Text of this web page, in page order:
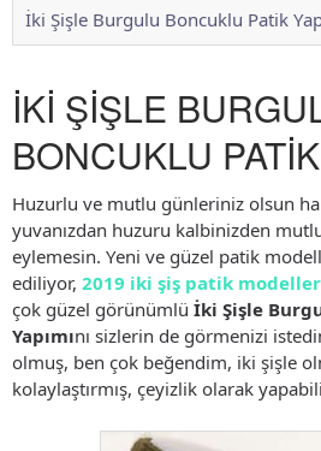
İki Şişle Burgulu Boncuklu Patik
İKİ ŞİŞLE
BONCUKLU
Huzurlu ve mutlu günleriniz olsun
yuvanızdan huzuru kalbinizden
eylemesin. Yeni ve güzel patik
ediliyor, 2019 iki şiş patik
çok güzel görünümlü İki Şişle
Yapımını sizlerin de görmenizi
olmuş, ben çok beğendim, iki şişle
kolaylaştırmış, çeyizlik olarak